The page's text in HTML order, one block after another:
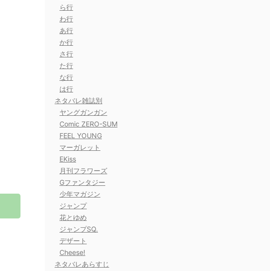
ら行
わ行
あ行
か行
さ行
た行
な行
は行
ネタバレ雑誌別
ヤングガンガン
Comic ZERO-SUM
FEEL YOUNG
マーガレット
EKiss
月刊フラワーズ
Gファンタジー
少年マガジン
ジャンプ
花とゆめ
ジャンプSQ.
デザート
Cheese!
ネタバレあらすじ